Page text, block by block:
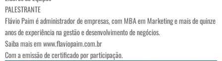
PALESTRANTE
Flávio Paim é administrador de empresas, com MBA em Marketing e mais de quinze
anos de experiência na gestão e desenvolvimento de negócios.
Saiba mais em www.flaviopaim.com.br
Com a emissão de certificado por participação.